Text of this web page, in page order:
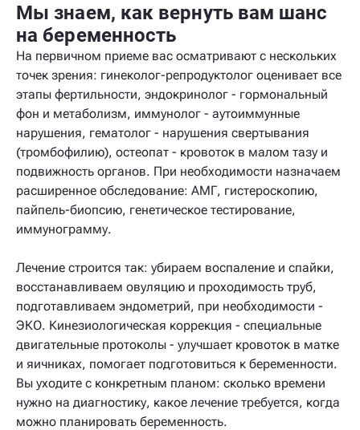
Мы знаем, как вернуть вам шанс
на беременность
На первичном приеме вас осматривают с нескольких
точек зрения: гинеколог-репродуктолог оценивает все
этапы фертильности, эндокринолог - гормональный
фон и метаболизм, иммунолог - аутоиммунные
нарушения, гематолог - нарушения свертывания
(тромбофилию), остеопат - кровоток в малом тазу и
подвижность органов. При необходимости назначаем
расширенное обследование: АМГ, гистероскопию,
пайпель-биопсию, генетическое тестирование,
иммунограмму.
Лечение строится так: убираем воспаление и спайки,
восстанавливаем овуляцию и проходимость труб,
подготавливаем эндометрий, при необходимости -
ЭКО. Кинезиологическая коррекция - специальные
двигательные протоколы - улучшает кровоток в матке
и яичниках, помогает подготовиться к беременности.
Вы уходите с конкретным планом: сколько времени
нужно на диагностику, какое лечение требуется, когда
можно планировать беременность.